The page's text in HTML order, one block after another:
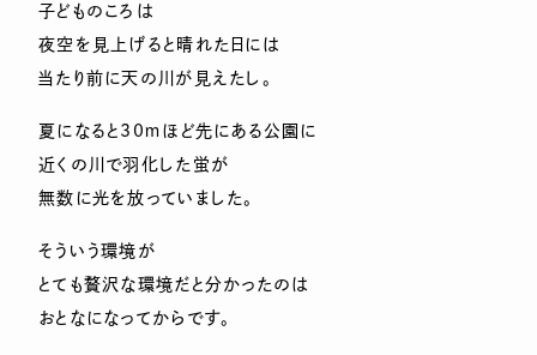
子どものころは
夜空を見上げると晴れた日には
当たり前に天の川が見えたし。
夏になると30ｍほど先にある公園に
近くの川で羽化した蛍が
無数に光を放っていました。
そういう環境が
とても贅沢な環境だと分かったのは
おとなになってからです。